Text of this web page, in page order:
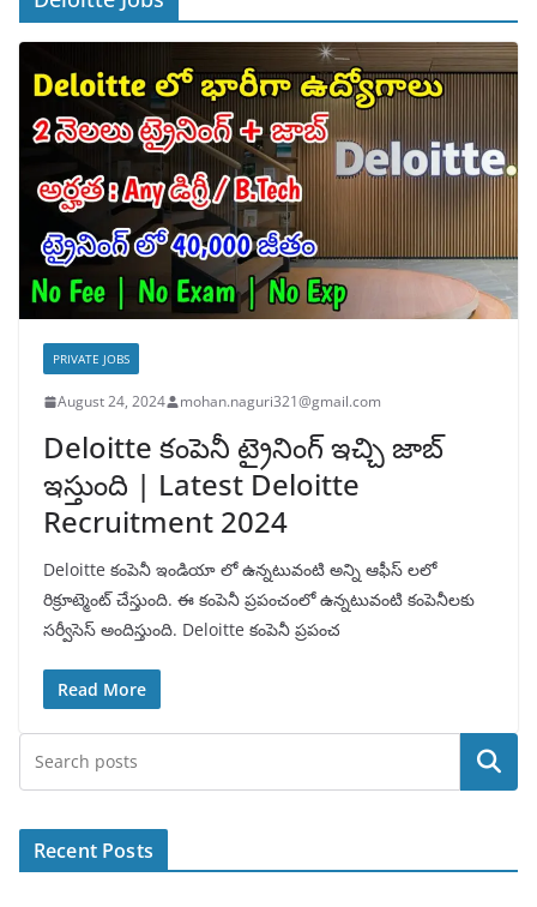
PRIVATE JOBS
August 24, 2024 mohan.naguri321@gmail.com
Deloitte కంపెనీ ట్రైనింగ్ ఇచ్చి జాబ్
ఇస్తుంది | Latest Deloitte
Recruitment 2024
Deloitte కంపెనీ ఇండియా లో ఉన్నటువంటి అన్ని ఆఫీస్ లలో
రిక్రూట్మెంట్ చేస్తుంది. ఈ కంపెనీ ప్రపంచంలో ఉన్నటువంటి కంపెనీలకు
సర్వీసెస్ అందిస్తుంది. Deloitte కంపెనీ ప్రపంచ
Read More
Search
Recent Posts